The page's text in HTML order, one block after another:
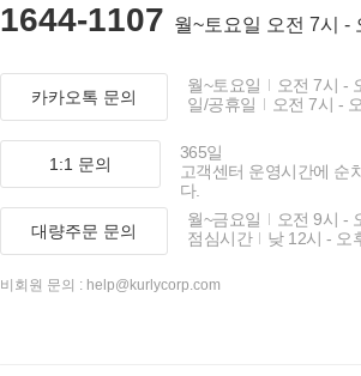
1644-1107 월~토요일 오전 7시 -
카카오톡 문의
월~토요일
오전 7시 -
일/공휴일
오전 7시 -
1:1 문의
365일
고객센터 운영시간에 순
다.
대량주문 문의
월~금요일
오전 9시 -
점심시간
낮 12시 - 오
비회원 문의 : help@kurlycorp.com